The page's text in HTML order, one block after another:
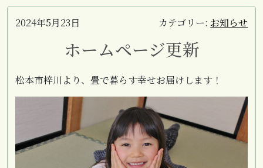
2024年5月23日 カテゴリー: お知らせ
ホームページ更新
松本市梓川より、畳で暮らす幸せお届けします！